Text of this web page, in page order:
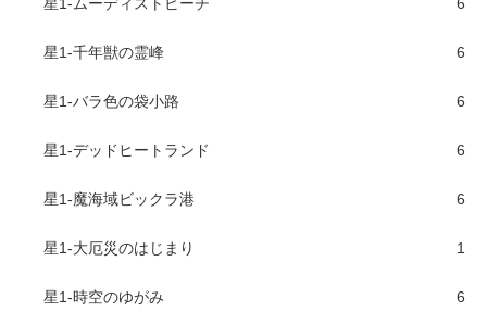
星1-千年獣の霊峰 6
星1-バラ色の袋小路 6
星1-デッドヒートランド 6
星1-魔海域ビックラ港 6
星1-大厄災のはじまり 1
星1-時空のゆがみ 6